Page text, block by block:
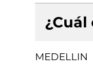
MEDELLIN